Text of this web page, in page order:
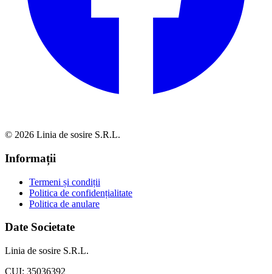
© 2026 Linia de sosire S.R.L.
Informații
Termeni și condiții
Politica de confidențialitate
Politica de anulare
Date Societate
Linia de sosire S.R.L.
CUI: 35036392